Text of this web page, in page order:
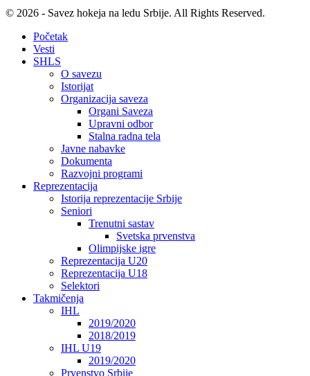
© 2026 - Savez hokeja na ledu Srbije. All Rights Reserved.
Početak
Vesti
SHLS
O savezu
Istorijat
Organizacija saveza
Organi Saveza
Upravni odbor
Stalna radna tela
Javne nabavke
Dokumenta
Razvojni programi
Reprezentacija
Istorija reprezentacije Srbije
Seniori
Trenutni sastav
Svetska prvenstva
Olimpijske igre
Reprezentacija U20
Reprezentacija U18
Selektori
Takmičenja
IHL
2019/2020
2018/2019
IHL U19
2019/2020
Prvenstvo Srbije